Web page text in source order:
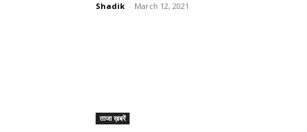
Shadik - March 12, 2021
ताजा ख़बरें